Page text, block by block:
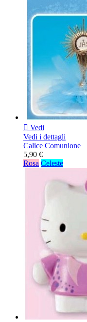
 Vedi
Vedi i dettagli
Calice Comunione
5,90 €
Rosa Celeste